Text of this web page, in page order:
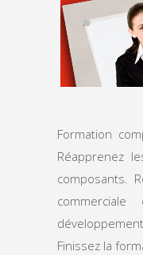
Formation
Réapprenez
composants.
Finissez la